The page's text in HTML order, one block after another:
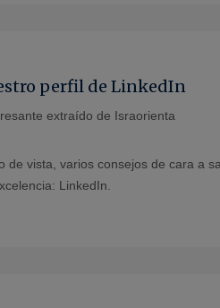
perfil de LinkedIn
extraído de Israorienta
vista, varios consejos de cara a
LinkedIn.